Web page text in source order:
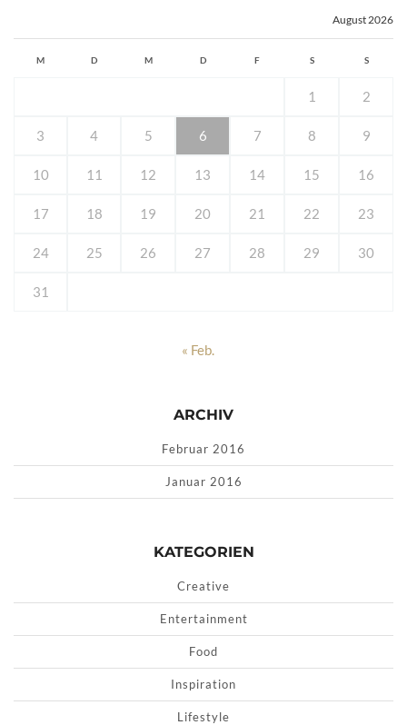
August 2026
M D M D F S S
1 2
3 4 5 6 7 8 9
10 11 12 13 14 15 16
17 18 19 20 21 22 23
24 25 26 27 28 29 30
31
« Feb.
ARCHIV
Februar 2016
Januar 2016
KATEGORIEN
Creative
Entertainment
Food
Inspiration
Lifestyle